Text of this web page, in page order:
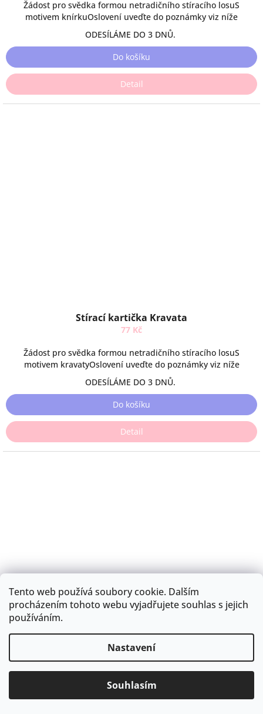
Tento web používá soubory cookie. Dalším
procházením tohoto webu vyjadřujete souhlas s jejich
používáním.
Nastavení
Souhlasím
MÁME DOVOLENOU - BALÍČEK BUDE ODESLÁN PO 8.8.2026
Žádost pro svědka formou netradičního stíracího losuS
motivem knírkuOslovení uveďte do poznámky viz níže
ODESÍLÁME DO 3 DNŮ.
Do košíku
Detail
Stírací kartička Kravata
77 Kč
Žádost pro svědka formou netradičního stíracího losuS
motivem kravatyOslovení uveďte do poznámky viz níže
ODESÍLÁME DO 3 DNŮ.
Do košíku
Detail
Stírací kartička Motýlek
Žádost pro svědka formou netradičního stíracího losuS